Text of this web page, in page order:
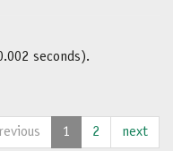
seconds).
1 2 next